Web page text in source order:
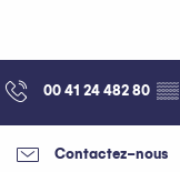
00 41 24 482 80 ▒▒
Contactez-nous